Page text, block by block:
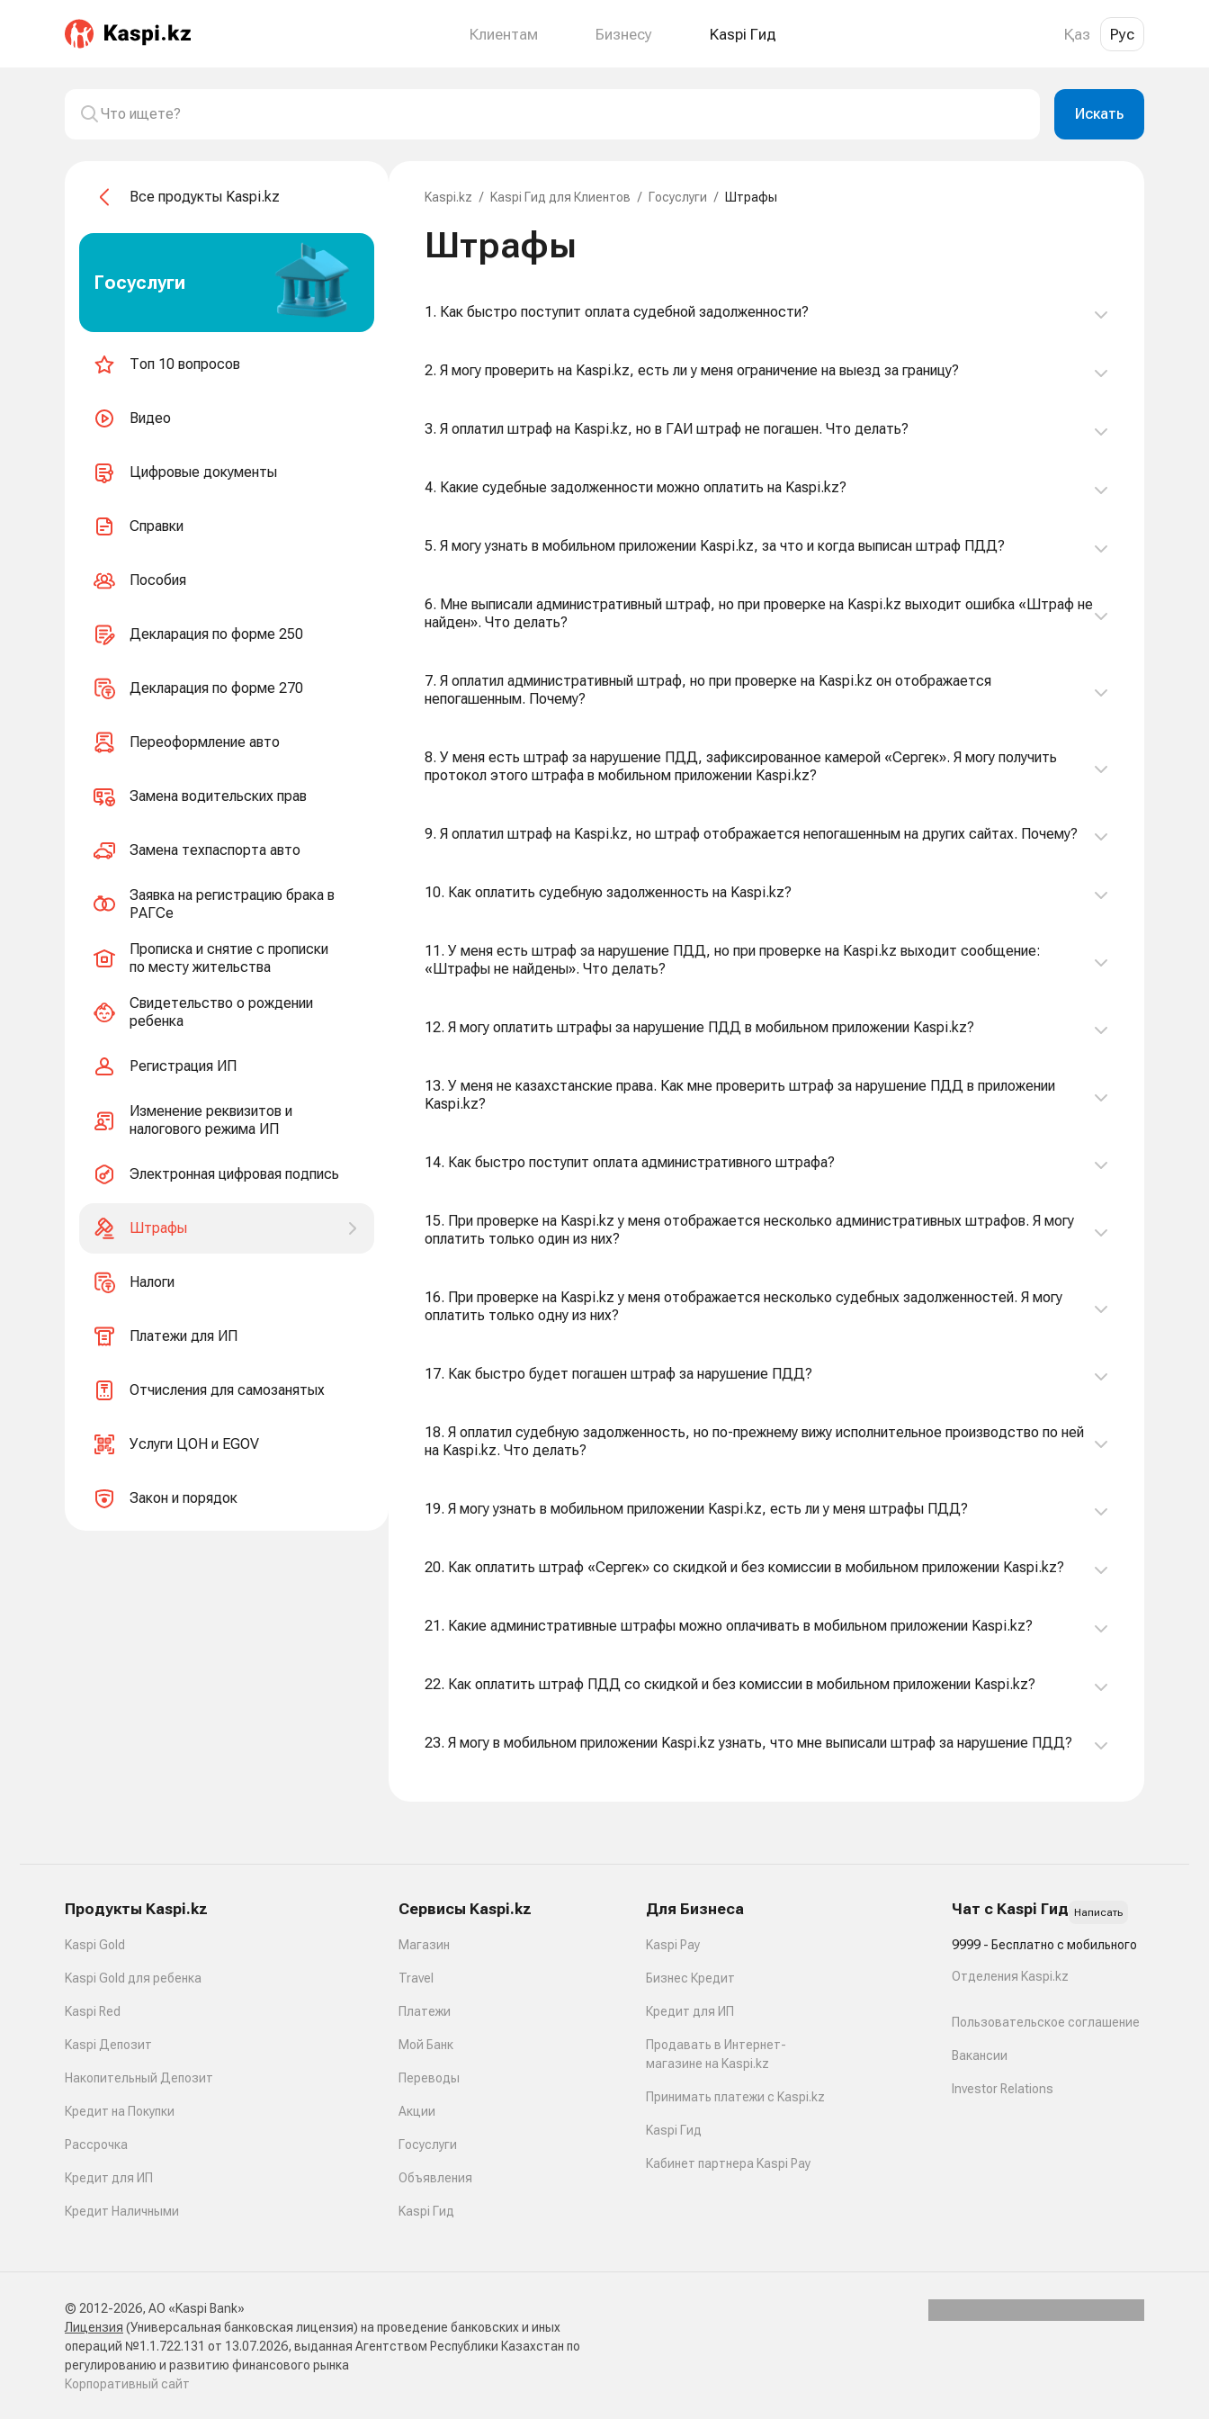
Клиентам Бизнесу Kaspi Гид Қаз Рус
Искать
Все продукты Kaspi.kz
Госуслуги
Топ 10 вопросов
Видео
Цифровые документы
Справки
Пособия
Декларация по форме 250
Декларация по форме 270
Переоформление авто
Замена водительских прав
Замена техпаспорта авто
Заявка на регистрацию брака в
РАГСе
Прописка и снятие с прописки
по месту жительства
Свидетельство о рождении
ребенка
Регистрация ИП
Изменение реквизитов и
налогового режима ИП
Электронная цифровая подпись
Штрафы
Налоги
Платежи для ИП
Отчисления для самозанятых
Услуги ЦОН и EGOV
Закон и порядок
Kaspi.kz / Kaspi Гид для Клиентов / Госуслуги / Штрафы
Штрафы
1. Как быстро поступит оплата судебной задолженности?
2. Я могу проверить на Kaspi.kz, есть ли у меня ограничение на выезд за границу?
3. Я оплатил штраф на Kaspi.kz, но в ГАИ штраф не погашен. Что делать?
4. Какие судебные задолженности можно оплатить на Kaspi.kz?
5. Я могу узнать в мобильном приложении Kaspi.kz, за что и когда выписан штраф ПДД?
6. Мне выписали административный штраф, но при проверке на Kaspi.kz выходит ошибка «Штраф не
найден». Что делать?
7. Я оплатил административный штраф, но при проверке на Kaspi.kz он отображается
непогашенным. Почему?
8. У меня есть штраф за нарушение ПДД, зафиксированное камерой «Сергек». Я могу получить
протокол этого штрафа в мобильном приложении Kaspi.kz?
9. Я оплатил штраф на Kaspi.kz, но штраф отображается непогашенным на других сайтах. Почему?
10. Как оплатить судебную задолженность на Kaspi.kz?
11. У меня есть штраф за нарушение ПДД, но при проверке на Kaspi.kz выходит сообщение:
«Штрафы не найдены». Что делать?
12. Я могу оплатить штрафы за нарушение ПДД в мобильном приложении Kaspi.kz?
13. У меня не казахстанские права. Как мне проверить штраф за нарушение ПДД в приложении
Kaspi.kz?
14. Как быстро поступит оплата административного штрафа?
15. При проверке на Kaspi.kz у меня отображается несколько административных штрафов. Я могу
оплатить только один из них?
16. При проверке на Kaspi.kz у меня отображается несколько судебных задолженностей. Я могу
оплатить только одну из них?
17. Как быстро будет погашен штраф за нарушение ПДД?
18. Я оплатил судебную задолженность, но по-прежнему вижу исполнительное производство по ней
на Kaspi.kz. Что делать?
19. Я могу узнать в мобильном приложении Kaspi.kz, есть ли у меня штрафы ПДД?
20. Как оплатить штраф «Сергек» со скидкой и без комиссии в мобильном приложении Kaspi.kz?
21. Какие административные штрафы можно оплачивать в мобильном приложении Kaspi.kz?
22. Как оплатить штраф ПДД со скидкой и без комиссии в мобильном приложении Kaspi.kz?
23. Я могу в мобильном приложении Kaspi.kz узнать, что мне выписали штраф за нарушение ПДД?
Продукты Kaspi.kz
Kaspi Gold
Kaspi Gold для ребенка
Kaspi Red
Kaspi Депозит
Накопительный Депозит
Кредит на Покупки
Рассрочка
Кредит для ИП
Кредит Наличными
Сервисы Kaspi.kz
Магазин
Travel
Платежи
Мой Банк
Переводы
Акции
Госуслуги
Объявления
Kaspi Гид
Для Бизнеса
Kaspi Pay
Бизнес Кредит
Кредит для ИП
Продавать в Интернет-
магазине на Kaspi.kz
Принимать платежи с Kaspi.kz
Kaspi Гид
Кабинет партнера Kaspi Pay
Чат с Kaspi Гид Написать
9999 - Бесплатно с мобильного
Отделения Kaspi.kz
Пользовательское соглашение
Вакансии
Investor Relations
© 2012-2026, АО «Kaspi Bank»
Лицензия (Универсальная банковская лицензия) на проведение банковских и иных
операций №1.1.722.131 от 13.07.2026, выданная Агентством Республики Казахстан по
регулированию и развитию финансового рынка
Корпоративный сайт